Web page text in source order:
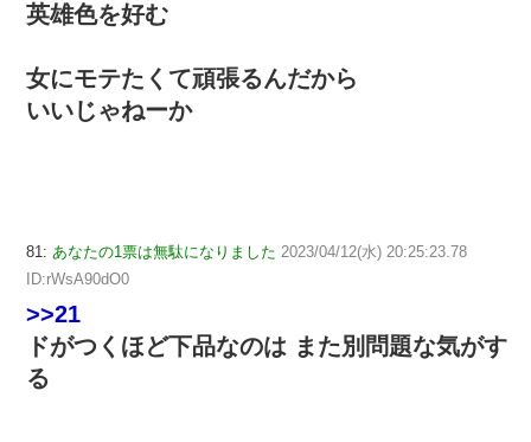
英雄色を好む
女にモテたくて頑張るんだから
いいじゃねーか
81: あなたの1票は無駄になりました 2023/04/12(水) 20:25:23.78
ID:rWsA90dO0
>>21
ドがつくほど下品なのは また別問題な気がす
る